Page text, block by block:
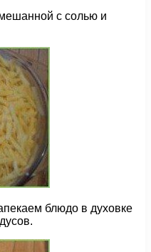
с солью и
блюдо в духовке